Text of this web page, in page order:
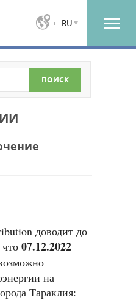
RU
доводит до
07.12.2022
на
Тараклия: